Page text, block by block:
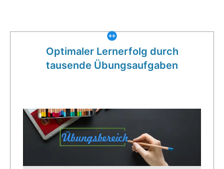
Optimaler Lernerfolg durch
tausende Übungsaufgaben